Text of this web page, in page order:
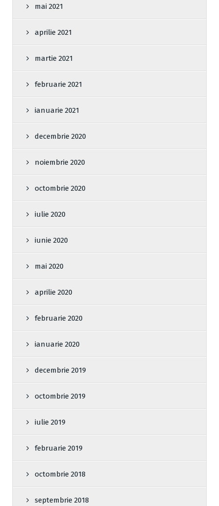
mai 2021
aprilie 2021
martie 2021
februarie 2021
ianuarie 2021
decembrie 2020
noiembrie 2020
octombrie 2020
iulie 2020
iunie 2020
mai 2020
aprilie 2020
februarie 2020
ianuarie 2020
decembrie 2019
octombrie 2019
iulie 2019
februarie 2019
octombrie 2018
septembrie 2018